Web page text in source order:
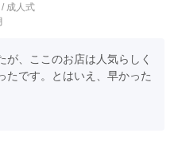
成人式
、ここのお店は人気らしく
たです。とはいえ、早かった